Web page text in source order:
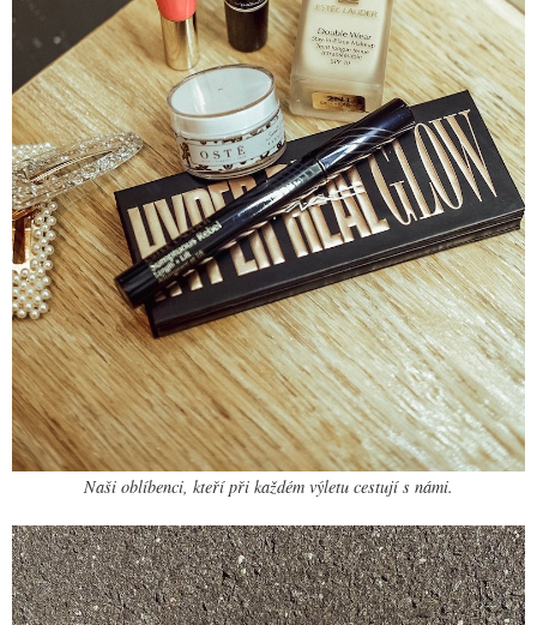
Naši oblíbenci, kteří při každém výletu cestují s námi.